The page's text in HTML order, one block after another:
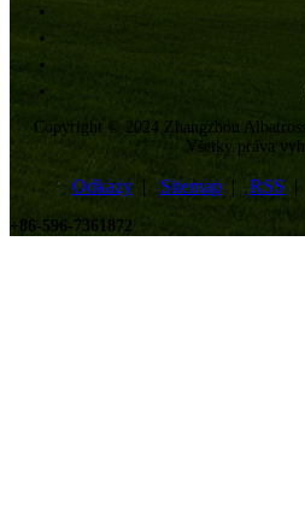
Copyright © 2024 Zhangzhou
Všetky práva
Odkazy| Sitemap| RSS |
+86-596-7361872